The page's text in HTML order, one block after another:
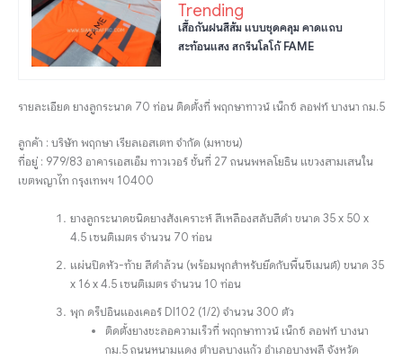
Trending
เสื้อกันฝนสีส้ม แบบชุดคลุม คาดแถบ
สะท้อนแสง สกรีนโลโก้ FAME
รายละเอียด ยางลูกระนาด 70 ท่อน ติดตั้งที่ พฤกษาทาวน์ เน็กซ์ ลอฟท์ บางนา กม.5
ลูกค้า : บริษัท พฤกษา เรียลเอสเตท จำกัด (มหาชน)
ที่อยู่ : 979/83 อาคารเอสเอ็ม ทาวเวอร์ ชั้นที่ 27 ถนนพหลโยธิน แขวงสามเสนใน
เขตพญาไท กรุงเทพฯ 10400
ยางลูกระนาดชนิดยางสังเคราะห์ สีเหลืองสลับสีดำ ขนาด 35 x 50 x
4.5 เซนติเมตร จำนวน 70 ท่อน
แผ่นปิดหัว-ท้าย สีดำล้วน (พร้อมพุกสำหรับยึดกับพื้นซีเมนต์) ขนาด 35
x 16 x 4.5 เซนติเมตร จำนวน 10 ท่อน
พุก ดร็ปอินแองเคอร์ DI102 (1/2) จำนวน 300 ตัว
ติดตั้งยางชะลอความเร็วที่ พฤกษาทาวน์ เน็กซ์ ลอฟท์ บางนา
กม.5 ถนนหนามแดง ตำบลบางแก้ว อำเภอบางพลี จังหวัด